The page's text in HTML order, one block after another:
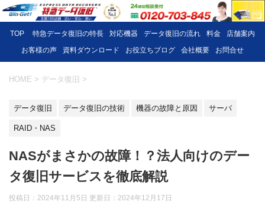
TOP 特急データ復旧の特長 対応機器 データ復旧の流れ 料金
店舗案内
お客様の声
資料ダウンロード お役立ちブログ 会社概要 お問合せ
HOME > データ復旧 >
データ復旧 データ復旧の技術 機器の故障と原因 サーバ
RAID・NAS
NASがまさかの故障！？法人向けのデー
タ復旧サービスを徹底解説
投稿日：2024年11月5日 更新日： 2024年12月17日